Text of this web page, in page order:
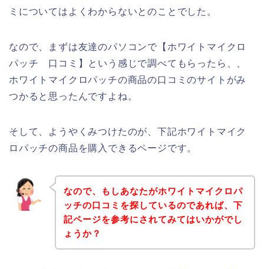
ミについてはよくわからないとのことでした。
なので、まずは友達のパソコンで【ホワイトマイクロ
パッチ 口コミ】という感じで調べてもらったら、、
ホワイトマイクロパッチの商品の口コミのサイトがみ
つかると思ったんですよね。
そして、ようやくみつけたのが、下記ホワイトマイク
ロパッチの商品を購入できるページです。
なので、もしあなたがホワイトマイクロパ
ッチの口コミを探しているのであれば、下
記ページを参考にされてみてはいかがでし
ょうか？